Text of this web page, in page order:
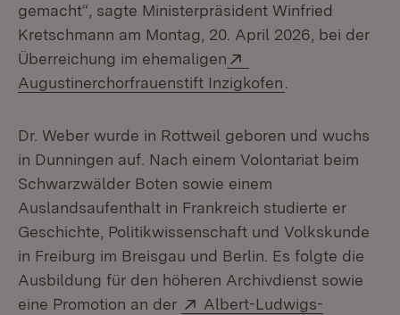
gemacht“, sagte Ministerpräsident Winfried
Kretschmann am Montag, 20. April 2026, bei der
Überreichung im ehemaligen
Augustinerchorfrauenstift Inzigkofen
Dr. Weber wurde in Rottweil geboren und wuchs
in Dunningen auf. Nach einem Volontariat beim
Schwarzwälder Boten sowie einem
Auslandsaufenthalt in Frankreich studierte er
Geschichte, Politikwissenschaft und Volkskunde
in Freiburg im Breisgau und Berlin. Es folgte die
Ausbildung für den höheren Archivdienst sowie
eine Promotion an der
Extern:
Albert-Ludwigs-